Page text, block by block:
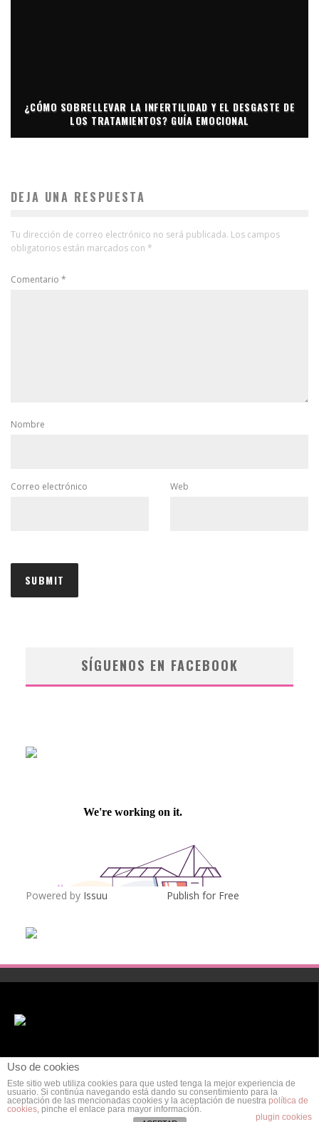
¿CÓMO SOBRELLEVAR LA INFERTILIDAD Y EL DESGASTE DE
LOS TRATAMIENTOS? GUÍA EMOCIONAL
DEJA UNA RESPUESTA
Tu dirección de correo electrónico no será publicada. Los campos
obligatorios están marcados con *
Comentario *
Nombre
Correo electrónico Web
SÍGUENOS EN FACEBOOK
Powered by Issuu Publish for Free
POLÍTICA DE PRIVACIDAD AVISO LEGAL POLÍTICA DE COOKIES
Uso de cookies
Este sitio web utiliza cookies para que usted tenga la mejor experiencia de
usuario. Si continúa navegando está dando su consentimiento para la
aceptación de las mencionadas cookies y la aceptación de nuestra política de
cookies, pinche el enlace para mayor información.
plugin cookies